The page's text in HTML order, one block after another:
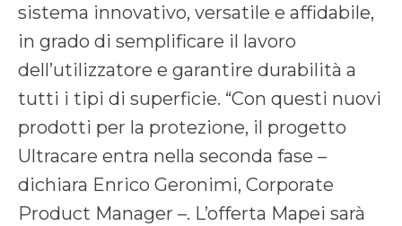
sistema innovativo, versatile e affidabile,
in grado di semplificare il lavoro
dell’utilizzatore e garantire durabilità a
tutti i tipi di superficie. “Con questi nuovi
prodotti per la protezione, il progetto
Ultracare entra nella seconda fase –
dichiara Enrico Geronimi, Corporate
Product Manager –. L’offerta Mapei sarà